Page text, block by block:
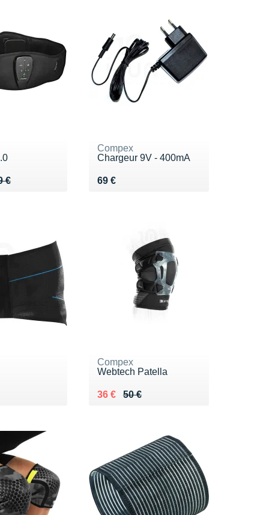
€ €
€
Compex
Chargeur 9V - 400mA
69 €
Vendu 69 €
Compex
Webtech Patella
50 €
Au lieu de 50 €
36 €
Vendu 36 €